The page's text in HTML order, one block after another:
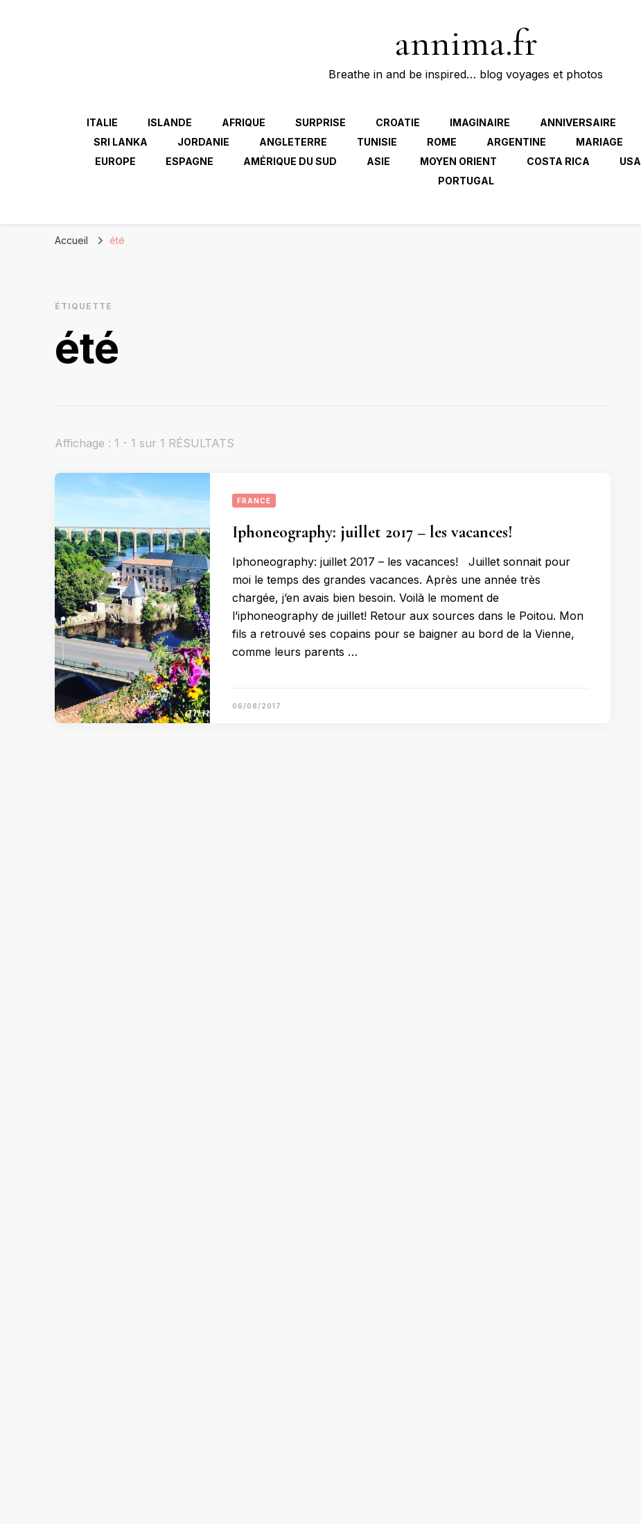
annima.fr
Breathe in and be inspired… blog voyages et photos
ITALIE ISLANDE AFRIQUE SURPRISE CROATIE IMAGINAIRE ANNIVERSAIRE
SRI LANKA
JORDANIE ANGLETERRE TUNISIE ROME ARGENTINE MARIAGE
EUROPE
ESPAGNE AMÉRIQUE DU SUD ASIE MOYEN ORIENT COSTA RICA USA
PORTUGAL
Accueil été
ÉTIQUETTE
été
Affichage : 1 - 1 sur 1 RÉSULTATS
FRANCE
Iphoneography: juillet 2017 – les vacances!
Iphoneography: juillet 2017 – les vacances! Juillet sonnait pour
moi le temps des grandes vacances. Après une année très
chargée, j’en avais bien besoin. Voilà le moment de
l’iphoneography de juillet! Retour aux sources dans le Poitou. Mon
fils a retrouvé ses copains pour se baigner au bord de la Vienne,
comme leurs parents …
06/08/2017